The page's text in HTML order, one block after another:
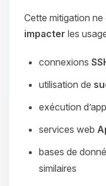
Cette mitigation ne
impacter les
connexions
utilisation de
exécution
services web
bases de
similaires